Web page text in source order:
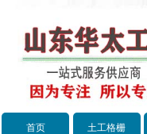
首页 土工格栅